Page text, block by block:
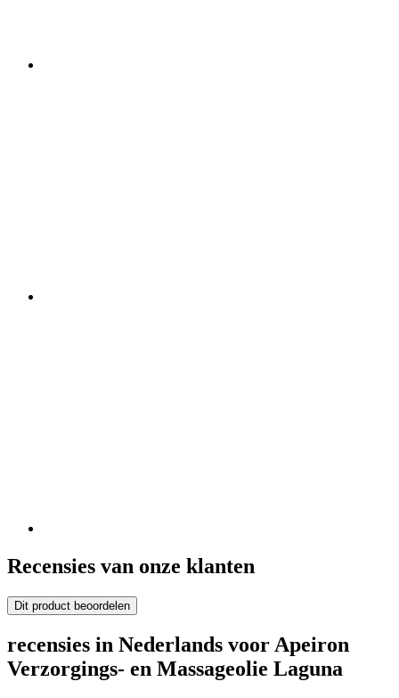
Recensies van onze klanten
Dit product beoordelen
recensies in Nederlands voor Apeiron
Verzorgings- en Massageolie Laguna